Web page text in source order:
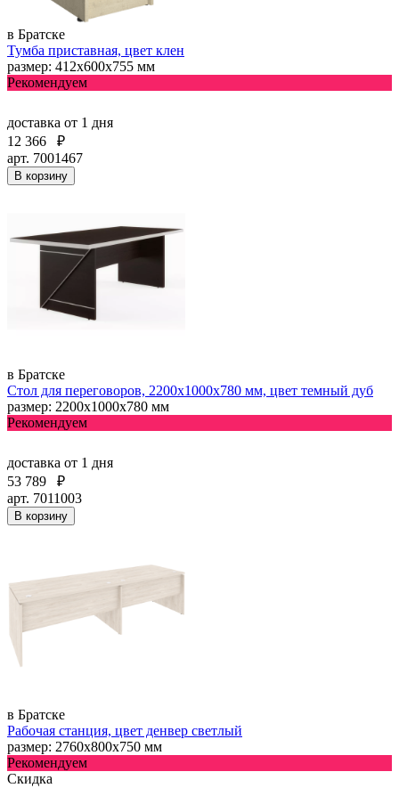
в Братске
Тумба приставная, цвет клен
размер: 412х600х755 мм
Рекомендуем
доставка от 1 дня
12 366
₽
арт. 7001467
В корзину
в Братске
Стол для переговоров, 2200x1000x780 мм, цвет темный дуб
размер: 2200x1000x780 мм
Рекомендуем
доставка от 1 дня
53 789
₽
арт. 7011003
В корзину
в Братске
Рабочая станция, цвет денвер светлый
размер: 2760х800х750 мм
Рекомендуем
Скидка